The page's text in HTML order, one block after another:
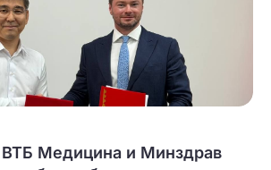
Медицина и Минздрав